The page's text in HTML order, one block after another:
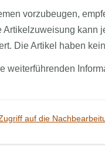
vorzubeugen,
Artikelzuweisung kann
Die Artikel haben
weiterführenden
auf die